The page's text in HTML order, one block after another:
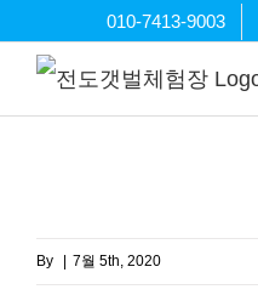
content
010-7413-9003
By 7월 5th, 2020